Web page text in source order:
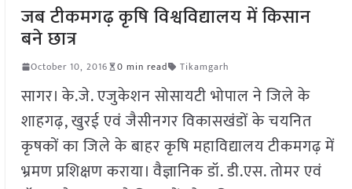
जब टीकमगढ़ कृषि विश्वविद्यालय में किसान
बने छात्र
October 10, 2016 0 min read Tikamgarh
सागर। के.जे. एजुकेशन सोसायटी भोपाल ने जिले के
शाहगढ़, खुरई एवं जैसीनगर विकासखंडों के चयनित
कृषकों का जिले के बाहर कृषि महाविद्यालय टीकमगढ़ में
भ्रमण प्रशिक्षण कराया। वैज्ञानिक डॉ. डी.एस. तोमर एवं